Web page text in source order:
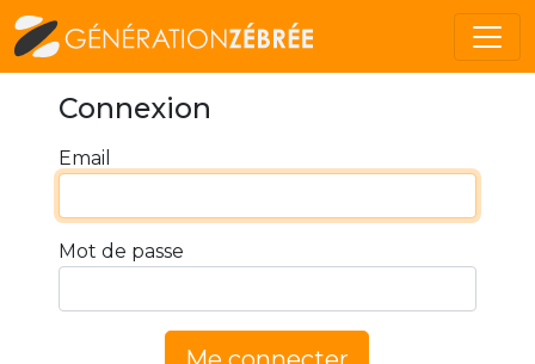
Connexion
Email
Mot de passe